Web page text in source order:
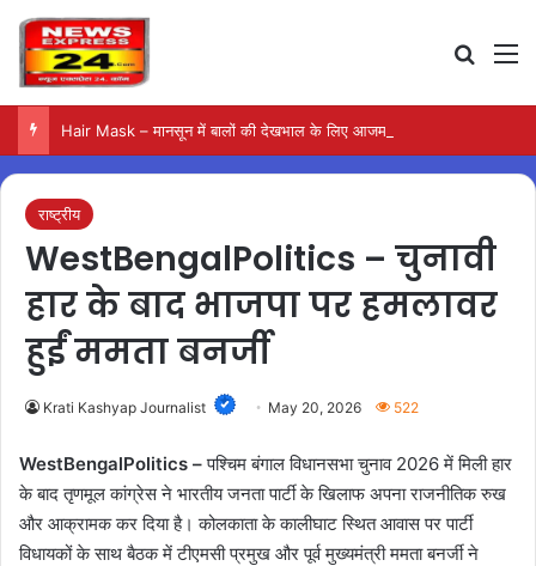
Hair Mask – मानसून में बालों की देखभाल के लिए आजमाएं अंडे का मास्क
राष्ट्रीय
WestBengalPolitics – चुनावी
हार के बाद भाजपा पर हमलावर
हुईं ममता बनर्जी
Krati Kashyap Journalist May 20, 2026 522
WestBengalPolitics –पश्चिम बंगाल विधानसभा चुनाव 2026 में मिली हार
के बाद तृणमूल कांग्रेस ने भारतीय जनता पार्टी के खिलाफ अपना राजनीतिक रुख
और आक्रामक कर दिया है। कोलकाता के कालीघाट स्थित आवास पर पार्टी
विधायकों के साथ बैठक में टीएमसी प्रमुख और पूर्व मुख्यमंत्री ममता बनर्जी ने